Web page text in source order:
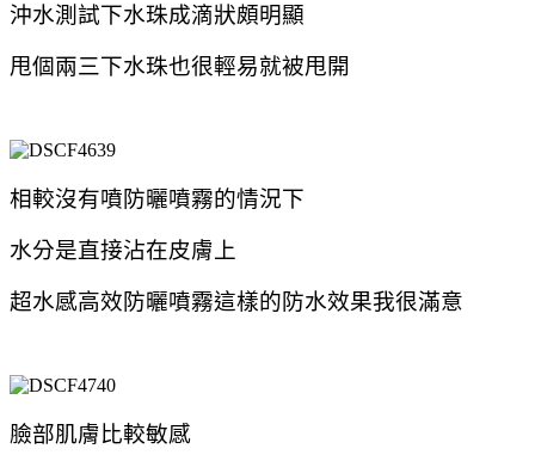
沖水測試下水珠成滴狀頗明顯
甩個兩三下水珠也很輕易就被甩開
相較沒有噴防曬噴霧的情況下
水分是直接沾在皮膚上
超水感高效防曬噴霧這樣的防水效果我很滿意
臉部肌膚比較敏感